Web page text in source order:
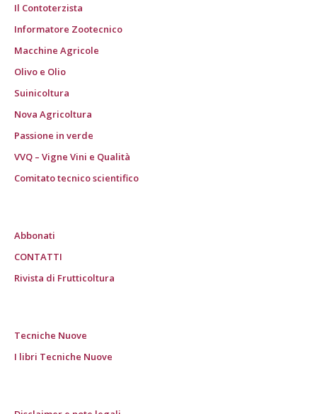
Il Contoterzista
Informatore Zootecnico
Macchine Agricole
Olivo e Olio
Suinicoltura
Nova Agricoltura
Passione in verde
VVQ – Vigne Vini e Qualità
Comitato tecnico scientifico
Abbonati
CONTATTI
Rivista di Frutticoltura
Tecniche Nuove
I libri Tecniche Nuove